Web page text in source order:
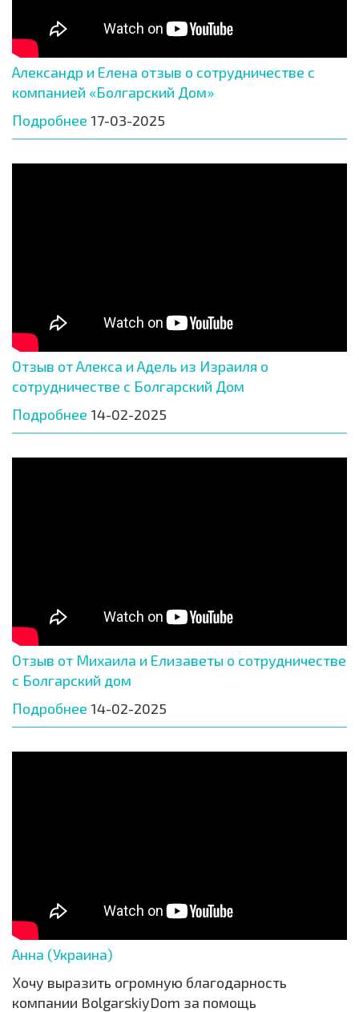
Александр и Елена отзыв о сотрудничестве с
компанией «Болгарский Дом»
Подробнее 17-03-2025
Отзыв от Алекса и Адель из Израиля о
сотрудничестве с Болгарский Дом
Подробнее 14-02-2025
Отзыв от Михаила и Елизаветы о сотрудничестве
с Болгарский дом
Подробнее 14-02-2025
Анна (Украина)
Хочу выразить огромную благодарность
компании BolgarskiyDom за помощь